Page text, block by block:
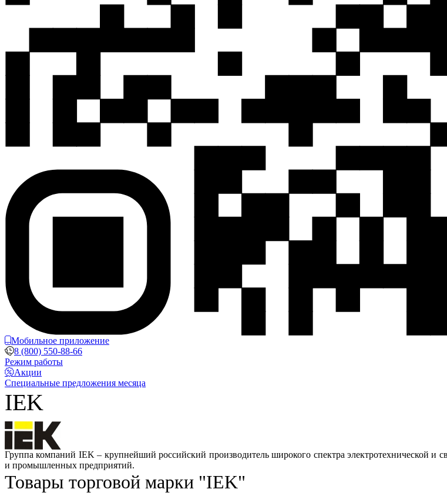
Мобильное приложение
8 (800) 550-88-66
Режим работы
Акции
Специальные предложения месяца
IEK
Группа компаний IEK – крупнейший российский производитель широкого спектра электротехнической и
и промышленных предприятий.
Товары торговой марки "IEK"